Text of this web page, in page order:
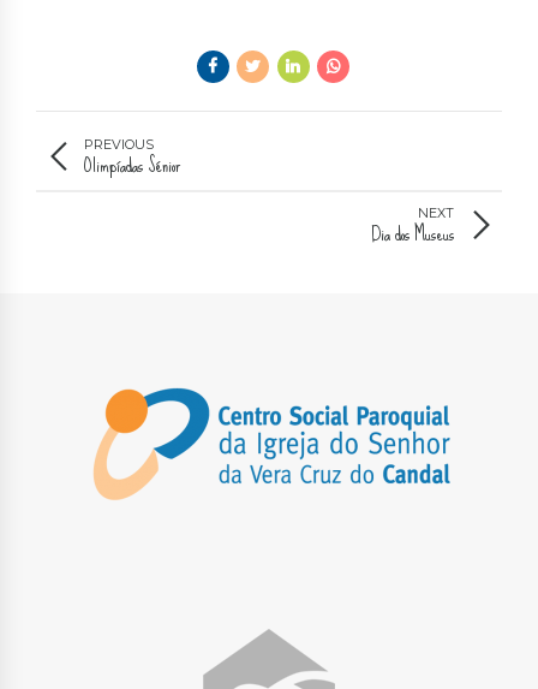
PREVIOUS
Olimpíadas Sénior
NEXT
Dia dos Museus